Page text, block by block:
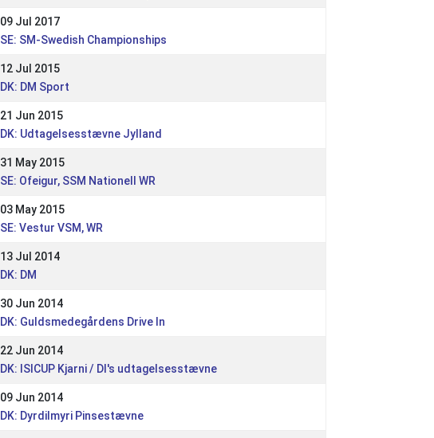
09 Jul 2017
SE: SM-Swedish Championships
12 Jul 2015
DK: DM Sport
21 Jun 2015
DK: Udtagelsesstævne Jylland
31 May 2015
SE: Ofeigur, SSM Nationell WR
03 May 2015
SE: Vestur VSM, WR
13 Jul 2014
DK: DM
30 Jun 2014
DK: Guldsmedegårdens Drive In
22 Jun 2014
DK: ISICUP Kjarni / DI's udtagelsesstævne
09 Jun 2014
DK: Dyrdilmyri Pinsestævne